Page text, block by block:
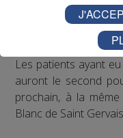
Les patients ayant
auront le second
prochain, à la
Blanc de Saint